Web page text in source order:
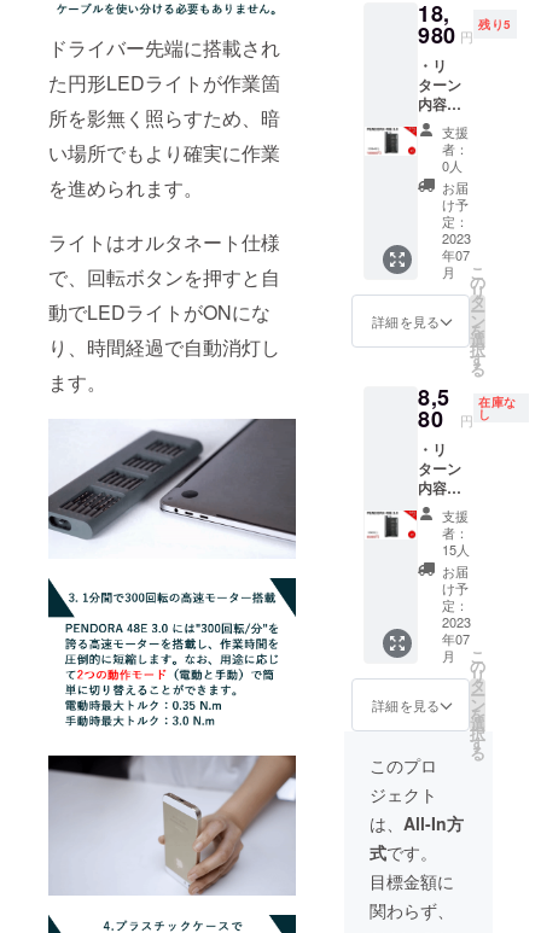
ドライバー先端に搭載され
た円形LEDライトが作業箇
所を影無く照らすため、暗
い場所でもより確実に作業
を進められます。
ライトはオルタネート仕様
で、回転ボタンを押すと自
動でLEDライトがONにな
り、時間経過で自動消灯し
ます。
頂いた
上でご
けます
様お願
い致し
ます。
2023年
0８月頃
からオ
ンライ
ショッ
プなど
にて一
開始予
定で
より量
産効率
が向上
した場
合、正
規販売
価格が
販売予
定価格
より下
がる可
能性も
ござい
ます。
類似商
品が発
生する
ご了承
頂いた
支援頂
けます
様お願
い致し
ます。
2023年
0８月頃
からオ
ンライ
ショッ
プなど
般販売
開始予
す。
額にな
りま
す。 ※
ご注文
状況、
使用部
材の供
給状
況、製
造工程
上の都
合等に
より出
荷時期
が遅れ
る場合
があり
より量
産効率
が向上
した場
合、正
規販売
価格が
販売予
定価格
より下
がる可
能性も
ござい
ます。
類似商
品が発
生する
ます。
頂いた
上でご
支援頂
けます
様お願
い致し
ます。
18,
980 円
残り5
・リ
ターン
内容：
PENDO
RA 48E
3.0 x3
・一般
販売予
定価
格：
29,940
円 ※リ
ターン
はすべ
て税・
送料込
額にな
りま
す。 ※
ご注文
状況、
使用部
材の供
給状
況、製
造工程
上の都
合等に
より出
荷時期
が遅れ
る場合
があり
支援に
より量
産効率
が向上
した場
合、正
規販売
価格が
販売予
支援
者：
0人
お届
け予
定：
2023
年07
月
詳細を見る
こ
の
リ
タ
ー
ン
を
選
択
す
る
8,5
80 円
在庫な
し
・リ
ターン
内容：
PENDO
RA 48E
3.0 x1
・一般
販売予
定価
格：
9,980円
※リター
ンはす
べて
税・送
料込み
の金額
になり
ます。
※ご注文
状況、
使用部
材の供
給状
況、製
支援
者：
15人
お届
け予
定：
2023
年07
月
詳細を見る
こ
の
リ
タ
ー
ン
を
選
択
す
る
このプロ
ジェクト
は、 All-In方
式です。
目標金額に
関わらず、